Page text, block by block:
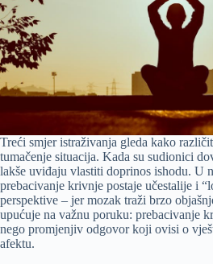
Treći smjer istraživanja gleda kako
tumačenje situacija. Kada su sudionici
lakše uviđaju vlastiti doprinos ishodu. U
prebacivanje krivnje postaje učestalije i
perspektive – jer mozak traži brzo
upućuje na važnu poruku: prebacivanje
nego promjenjiv odgovor koji ovisi o
afektu.